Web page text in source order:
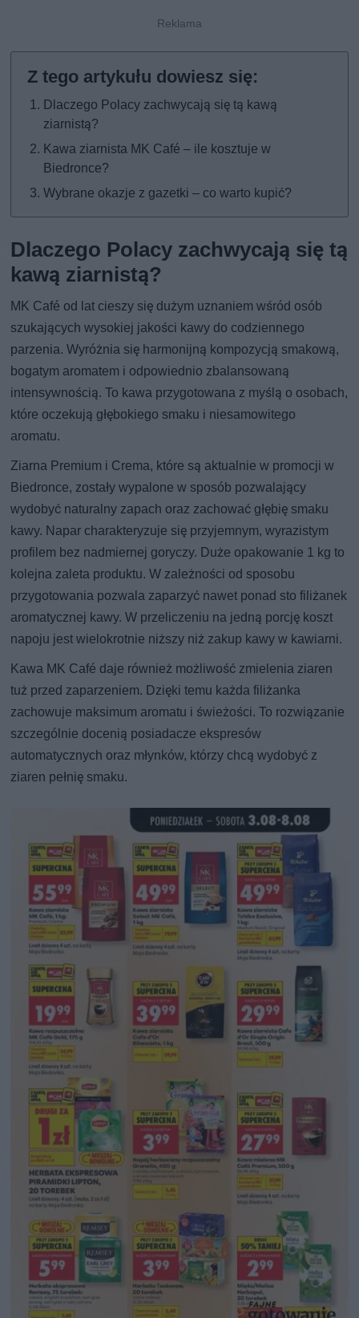
Dlaczego Polacy zachwycają się tą kawą
ziarnistą?
Kawa ziarnista MK Café – ile kosztuje w
Biedronce?
Wybrane okazje z gazetki – co warto kupić?
Dlaczego Polacy zachwycają się tą
kawą ziarnistą?
MK Café od lat cieszy się dużym uznaniem wśród osób
szukających wysokiej jakości kawy do codziennego
parzenia. Wyróżnia się harmonijną kompozycją smakową,
bogatym aromatem i odpowiednio zbalansowaną
intensywnością. To kawa przygotowana z myślą o osobach,
które oczekują głębokiego smaku i niesamowitego
aromatu.
Ziarna Premium i Crema, które są aktualnie w promocji w
Biedronce, zostały wypalone w sposób pozwalający
wydobyć naturalny zapach oraz zachować głębię smaku
kawy. Napar charakteryzuje się przyjemnym, wyrazistym
profilem bez nadmiernej goryczy. Duże opakowanie 1 kg to
kolejna zaleta produktu. W zależności od sposobu
przygotowania pozwala zaparzyć nawet ponad sto filiżanek
aromatycznej kawy. W przeliczeniu na jedną porcję koszt
napoju jest wielokrotnie niższy niż zakup kawy w kawiarni.
Kawa MK Café daje również możliwość zmielenia ziaren
tuż przed zaparzeniem. Dzięki temu każda filiżanka
zachowuje maksimum aromatu i świeżości. To rozwiązanie
szczególnie docenią posiadacze ekspresów
automatycznych oraz młynków, którzy chcą wydobyć z
ziaren pełnię smaku.